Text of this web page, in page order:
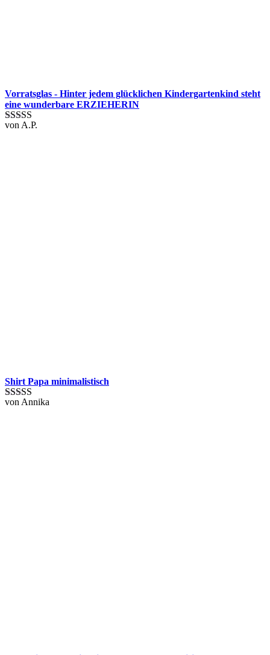
Vorratsglas - Hinter jedem glücklichen Kindergartenkind steht
eine wunderbare ERZIEHERIN
Bewertet mit
von A.P.
Shirt Papa minimalistisch
Bewertet mit
von Annika